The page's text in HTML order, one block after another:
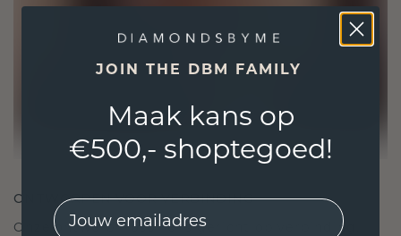
ONTWORPEN VOOR VERBINDING
Onze ontwerpfilosofie is gericht op verbinding,
JOIN THE DBM FAMILY
Maak kans op
€500,- shoptegoed!
EMail